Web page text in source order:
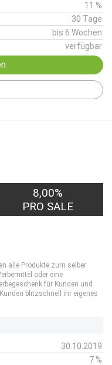
11 %
30 Tage
bis 6 Wochen
verfügbar
8,00%
PRO SALE
alle Produkte zum selber
oder eine
für Kunden und
blitzschnell ihr eigenes
30.10.2019
7 %